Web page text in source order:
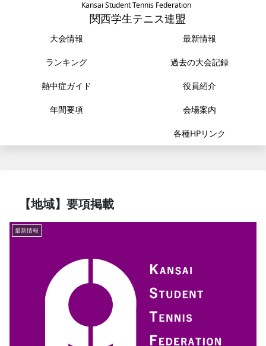
Kansai Student Tennis Federation
関西学生テニス連盟
大会情報 最新情報
ランキング 過去の大会記録
熱中症ガイド 役員紹介
年間要項 会場案内
各種HPリンク
【地域】要項掲載
最新情報